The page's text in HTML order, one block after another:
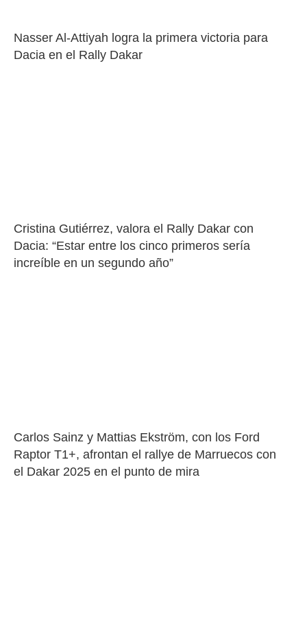
Nasser Al-Attiyah logra la primera victoria para
Dacia en el Rally Dakar
Cristina Gutiérrez, valora el Rally Dakar con
Dacia: “Estar entre los cinco primeros sería
increíble en un segundo año”
Carlos Sainz y Mattias Ekström, con los Ford
Raptor T1+, afrontan el rallye de Marruecos con
el Dakar 2025 en el punto de mira